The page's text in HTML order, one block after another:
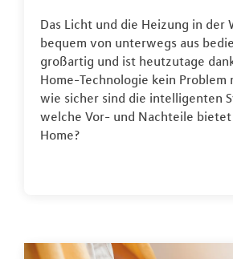
Das Licht und die Heizung in der
bequem von unterwegs aus
großartig und ist heutzutage
Home-Technologie kein Problem
wie sicher sind die intelligenten
welche Vor- und Nachteile bietet
Home?